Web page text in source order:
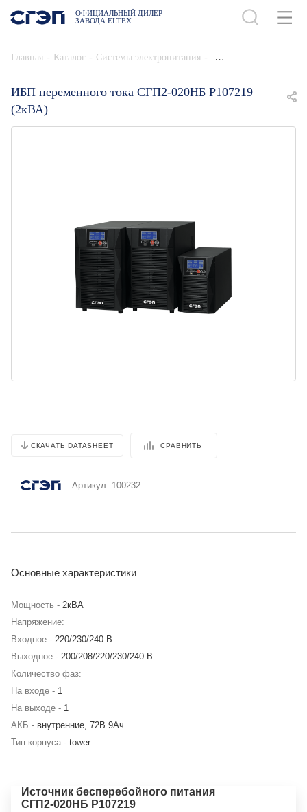
ОФИЦИАЛЬНЫЙ ДИЛЕР
ЗАВОДА ELTEX
Главная - Каталог - Системы электропитания -
ИБП переменного тока СГП2-020НБ Р107219
(2кВА)
СКАЧАТЬ DATASHEET СРАВНИТЬ
Артикул: 100232
Основные характеристики
Мощность - 2кВА
Напряжение:
Входное - 220/230/240 В
Выходное - 200/208/220/230/240 В
Количество фаз:
На входе - 1
На выходе - 1
АКБ - внутренние, 72В 9Ач
Тип корпуса - tower
Источник бесперебойного питания
СГП2-020НБ Р107219